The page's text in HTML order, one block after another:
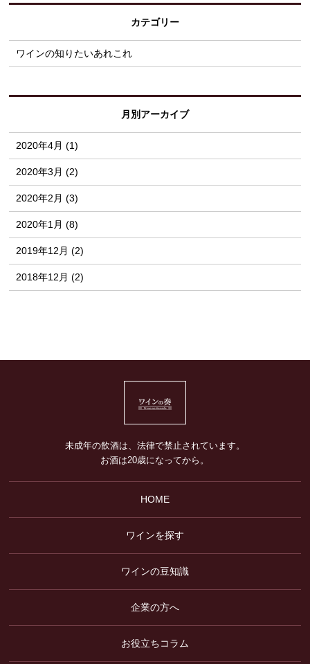
カテゴリー
ワインの知りたいあれこれ
月別アーカイブ
2020年4月 (1)
2020年3月 (2)
2020年2月 (3)
2020年1月 (8)
2019年12月 (2)
2018年12月 (2)
未成年の飲酒は、法律で禁止されています。
お酒は20歳になってから。
HOME
ワインを探す
ワインの豆知識
企業の方へ
お役立ちコラム